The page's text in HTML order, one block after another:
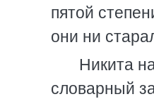
пятой
они ни
Никита
словарный